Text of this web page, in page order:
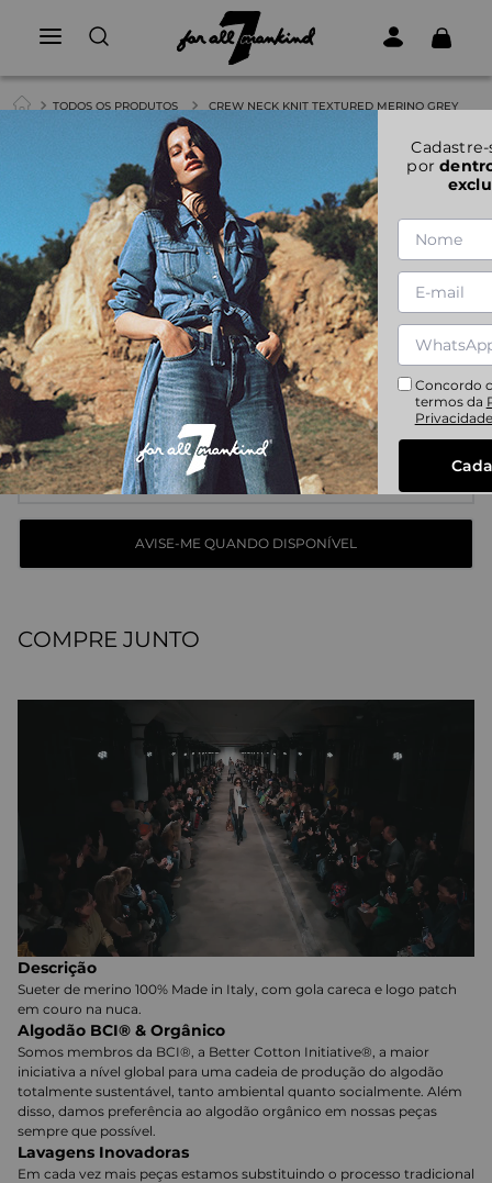
TODOS OS PRODUTOS CREW NECK KNIT TEXTURED MERINO GREY
CREW NECK KNIT TEXTURED MERINO GREY
S M L XL XXL
COMPRE JUNTO
Descrição
Sueter de merino 100% Made in Italy, com gola careca e logo patch
em couro na nuca.
Algodão BCI® & Orgânico
Somos membros da BCI®, a Better Cotton Initiative®, a maior
iniciativa a nível global para uma cadeia de produção do algodão
totalmente sustentável, tanto ambiental quanto socialmente. Além
disso, damos preferência ao algodão orgânico em nossas peças
sempre que possível.
Lavagens Inovadoras
Em cada vez mais peças estamos substituindo o processo tradicional
por
Concordo
termos da
Privacidade